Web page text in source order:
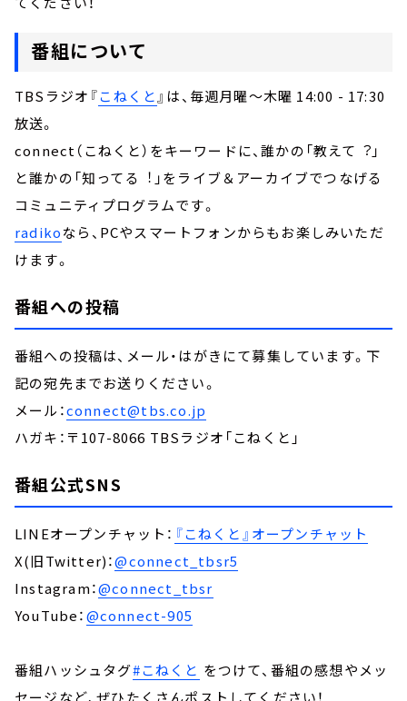
番組について
TBSラジオ『こねくと 』は、毎週月曜～木曜 14:00 - 17:30
放送。
connect（こねくと）をキーワードに、誰かの「教えて︖」
と誰かの「知ってる︕」をライブ＆アーカイブでつなげる
コミュニティプログラムです。
radikoなら、PCやスマートフォンからもお楽しみいただ
けます。
番組への投稿
番組への投稿は、メール・はがきにて募集しています。下
記の宛先までお送りください。
メール：connect@tbs.co.jp
ハガキ：〒107-8066 TBSラジオ「こねくと」
番組公式SNS
LINEオープンチャット： 『こねくと』オープンチャット
X(旧Twitter)：@connect_tbsr5
Instagram：@connect_tbsr
YouTube：@connect-905
番組ハッシュタグ#こねくと をつけて、番組の感想やメッ
セージなど、ぜひたくさんポストしてください！